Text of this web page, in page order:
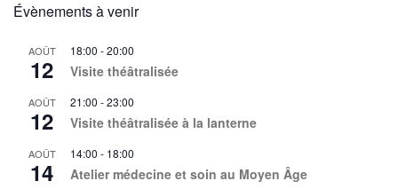
Évènements à venir
AOÛT
12
18:00 -20:00
Visite théâtralisée
AOÛT
12
21:00 -23:00
Visite théâtralisée à la lanterne
AOÛT
14
14:00 - 18:00
Atelier médecine et soin au Moyen Âge